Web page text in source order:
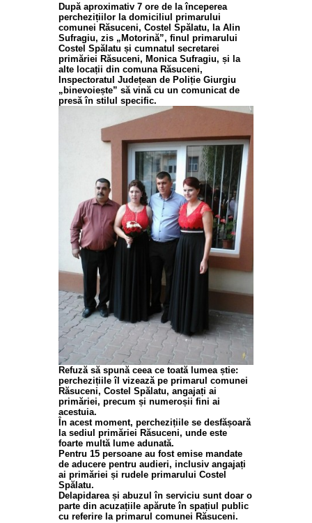
După aproximativ 7 ore de la începerea
perchezițiilor la domiciliul primarului
comunei Răsuceni, Costel Spălatu, la Alin
Sufragiu, zis „Motorină”, finul primarului
Costel Spălatu și cumnatul secretarei
primăriei Răsuceni, Monica Sufragiu, și la
alte locații din comuna Răsuceni,
Inspectoratul Județean de Poliție Giurgiu
„binevoiește” să vină cu un comunicat de
presă în stilul specific.
Refuză să spună ceea ce toată lumea știe:
perchezițiile îl vizează pe primarul comunei
Răsuceni, Costel Spălatu, angajați ai
primăriei, precum și numeroșii fini ai
acestuia.
În acest moment, perchezițiile se desfășoară
la sediul primăriei Răsuceni, unde este
foarte multă lume adunată.
Pentru 15 persoane au fost emise mandate
de aducere pentru audieri, inclusiv angajați
ai primăriei și rudele primarului Costel
Spălatu.
Delapidarea și abuzul în serviciu sunt doar o
parte din acuzațiile apărute în spațiul public
cu referire la primarul comunei Răsuceni.